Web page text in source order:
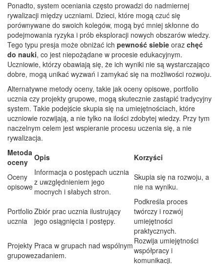
Ponadto, system oceniania często prowadzi do nadmiernej
rywalizacji między uczniami. Dzieci, które mogą czuć się
porównywane do swoich kolegów, mogą być mniej skłonne do
podejmowania ryzyka i prób eksploracji nowych obszarów wiedzy.
Tego typu presja może obniżać ich pewność siebie oraz chęć
do nauki, co jest niepożądane w procesie edukacyjnym.
Uczniowie, którzy obawiają się, że ich wyniki nie są wystarczająco
dobre, mogą unikać wyzwań i zamykać się na możliwości rozwoju.
Alternatywne metody oceny, takie jak oceny opisowe, portfolio
ucznia czy projekty grupowe, mogą skutecznie zastąpić tradycyjny
system. Takie podejście skupia się na umiejętnościach, które
uczniowie rozwijają, a nie tylko na ilości zdobytej wiedzy. Przy tym
naczelnym celem jest wspieranie procesu uczenia się, a nie
rywalizacja.
Metoda
oceny
Opis
Korzyści
Oceny
opisowe
Informacja o postępach ucznia
z uwzględnieniem jego
mocnych i słabych stron.
Skupia się na rozwoju, a
nie na wyniku.
Portfolio
ucznia
Zbiór prac ucznia ilustrujący
jego osiągnięcia i postępy.
Podkreśla proces
twórczy i rozwój
umiejętności
praktycznych.
Projekty
grupowe
Praca w grupach nad wspólnym
zadaniem.
Rozwija umiejętności
współpracy i
komunikacji.